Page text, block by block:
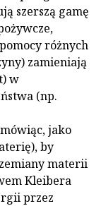
szerszą gamę
różnych
zamieniają
w
(np.
jako
by
materii
Kleibera
przez